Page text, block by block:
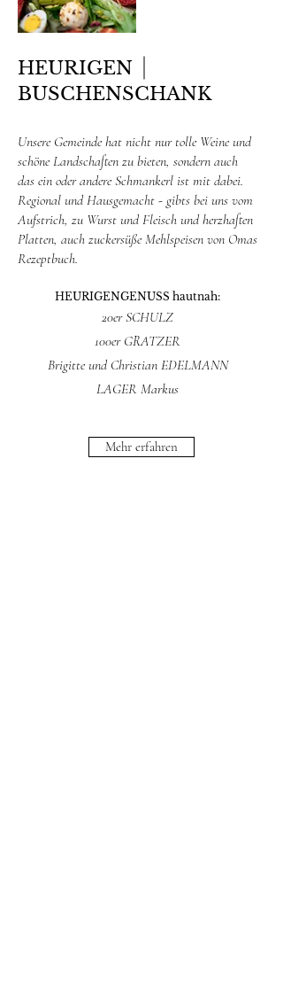
HEURIGEN
BUSCHENSCHANK
Unsere Gemeinde hat nicht nur tolle Weine und
schöne Landschaften zu bieten, sondern auch
das ein oder andere Schmankerl ist mit dabei.
Regional und Hausgemacht - gibts bei uns vom
Aufstrich, zu Wurst und Fleisch und herzhaften
Platten, auch zuckersüße Mehlspeisen von Omas
Rezeptbuch.
HEURIGENGENUSS hautnah:
20er SCHULZ
100er GRATZER
Brigitte und Christian EDELMANN
LAGER Markus
Mehr erfahren